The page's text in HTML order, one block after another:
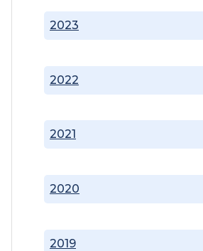
2019
2020
2021
2022
2023